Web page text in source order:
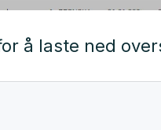
å laste ned